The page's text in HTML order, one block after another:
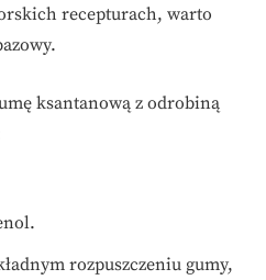
recepturach, warto
ksantanową z odrobiną
rozpuszczeniu gumy,